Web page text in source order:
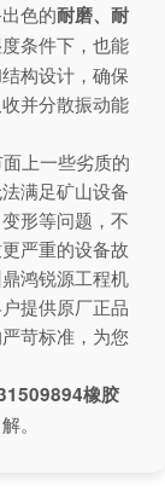
色的耐磨、耐
条件下，也能
构设计，确保
并分散振动能
上一些劣质的
满足矿山设备
形等问题，不
严重的设备故
鸿锐源工程机
提供原厂正品
苛标准，为您
橡胶
。